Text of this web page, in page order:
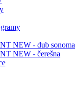
NEW - dub sonoma
NEW - čerešna